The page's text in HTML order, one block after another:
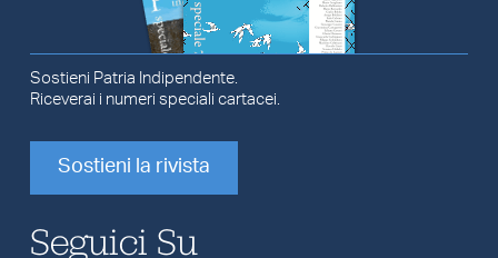
Sostieni Patria Indipendente.
Riceverai i numeri speciali cartacei.
Sostieni la rivista
Seguici Su